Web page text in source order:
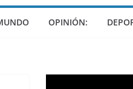
OPINIÓN: